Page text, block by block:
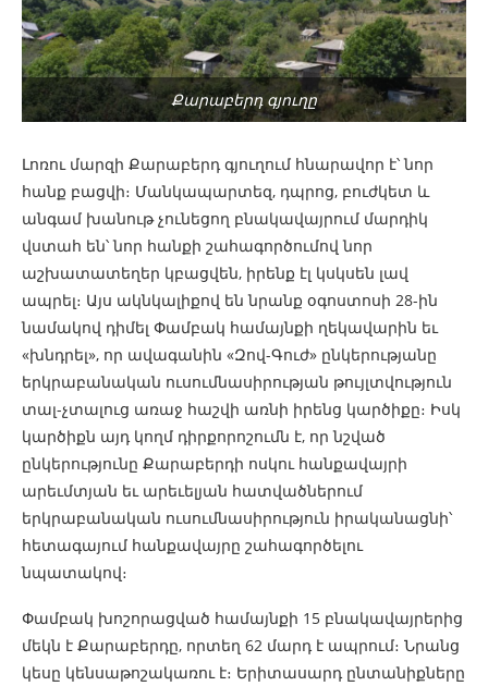
Քարաբերդ գյուղը
Լոռու մարզի Քարաբերդ գյուղում հնարավոր է՝ նոր
հանք բացվի։ Մանկապարտեզ, դպրոց, բուժկետ և
անգամ խանութ չունեցող բնակավայրում մարդիկ
վստահ են՝ նոր հանքի շահագործումով նոր
աշխատատեղեր կբացվեն, իրենք էլ կսկսեն լավ
ապրել։ Այս ակնկալիքով են նրանք օգոստոսի 28-ին
նամակով դիմել Փամբակ համայնքի ղեկավարին եւ
«խնդրել», որ ավագանին «Զով-Գուժ» ընկերությանը
երկրաբանական ուսումնասիրության թույլտվություն
տալ-չտալուց առաջ հաշվի առնի իրենց կարծիքը։ Իսկ
կարծիքն այդ կողմ դիրքորոշումն է, որ նշված
ընկերությունը Քարաբերդի ոսկու հանքավայրի
արեւմտյան եւ արեւելյան հատվածներում
երկրաբանական ուսումնասիրություն իրականացնի՝
հետագայում հանքավայրը շահագործելու
նպատակով։
Փամբակ խոշորացված համայնքի 15 բնակավայրերից
մեկն է Քարաբերդը, որտեղ 62 մարդ է ապրում։ Նրանց
կեսը կենսաթոշակառու է։ Երիտասարդ ընտանիքները